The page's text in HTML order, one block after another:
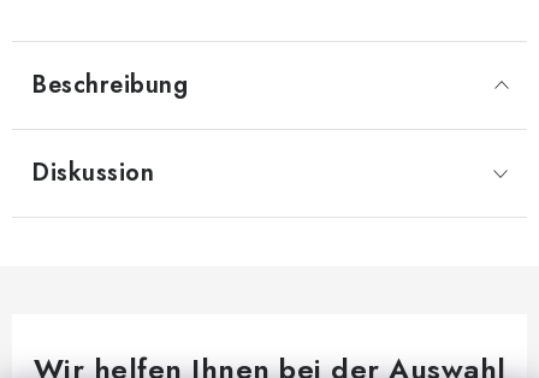
Beschreibung
Diskussion
Wir helfen Ihnen bei der Auswahl